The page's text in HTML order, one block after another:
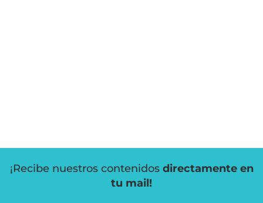
¡Recibe nuestros contenidos directamente en
tu mail!